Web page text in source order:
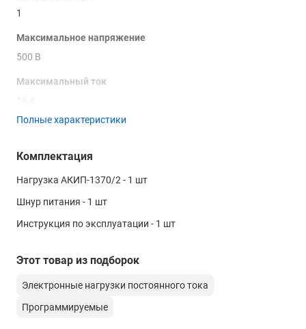
1
Максимальное напряжение
500 В
Максимальный ток
Тип нагрузки
CC | CV | CR | CP
Форм фактор
Полные характеристики
Комплектация
Нагрузка АКИП-1370/2 - 1 шт
Шнур питания - 1 шт
Инструкция по эксплуатации - 1 шт
Этот товар из подборок
Электронные нагрузки постоянного тока
Программируемые